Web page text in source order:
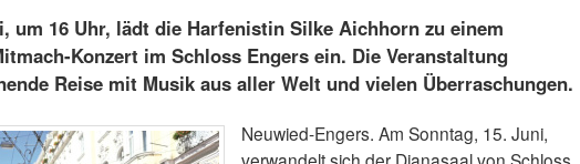
um 16 Uhr, lädt die Harfenistin Silke Aichhorn zu einem
Konzert im Schloss Engers ein. Die Veranstaltung
Reise mit Musik aus aller Welt und vielen Überraschungen.
Neuwied-Engers. Am Sonntag, 15. Juni,